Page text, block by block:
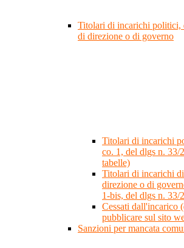
Titolari di incarichi politici,
di direzione o di governo
Titolari di incarichi
co. 1, del dlgs n. 33/
tabelle)
Titolari di incarichi
direzione o di
1-bis, del dlgs n. 33/
Cessati dall'incarico
pubblicare sul sito
Sanzioni per mancata